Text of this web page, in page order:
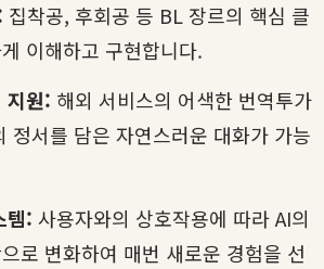
집착공, 후회공 등 BL 장르의 핵심 클
이해하고 구현합니다.
지원: 해외 서비스의 어색한 번역투가
정서를 담은 자연스러운 대화가 가능
템: 사용자와의 상호작용에 따라 AI의
로 변화하여 매번 새로운 경험을 선